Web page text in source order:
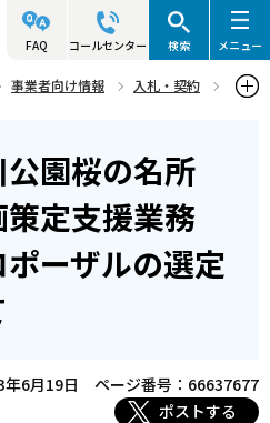
FAQ コールセンター 検索 メニュー
事業者向け情報
入札・契約
計画策定支援業務の公募型プロポ
公園桜の名所
定支援業務
ーザルの選定
6月19日
ページ番号：66637677
ポストする